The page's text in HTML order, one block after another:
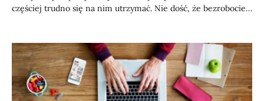
częściej trudno się na nim utrzymać. Nie dość, że bezrobocie…